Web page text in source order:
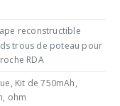
reconstructible
trous de poteau pour
RDA
Kit de 750mAh,
ohm